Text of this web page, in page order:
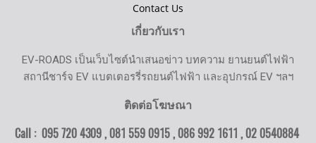
Contact Us
เกี่ยวกับเรา
EV-ROADS เป็นเว็บไซต์นำเสนอข่าว บทความ ยานยนต์ไฟฟ้า
สถานีชาร์จ EV แบตเตอรรี่รถยนต์ไฟฟ้า และอุปกรณ์ EV ฯลฯ
ติดต่อโฆษณา
Call : 095 720 4309 , 081 559 0915 , 086 992 1611 ,02 0540884